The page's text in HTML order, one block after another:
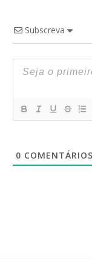
Subscreva
0 COMENTÁRIOS